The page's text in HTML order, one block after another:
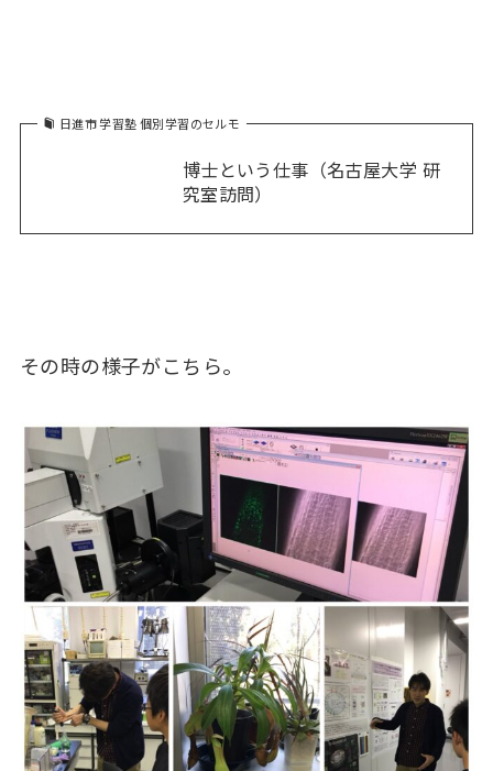
日進市 学習塾 個別学習のセルモ
博士という仕事（名古屋大学 研
究室訪問）
その時の様子がこちら。